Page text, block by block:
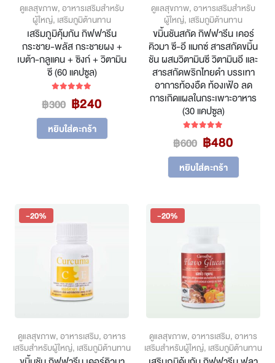
ดูแลสุขภาพ,อาหารเสริมสำหรับ
ผู้ใหญ่, เสริมภูมิต้านทาน
เสริมภูมิคุ้มกัน กิฟฟารีน
กระชาย-พลัส กระชายผง +
เบต้า-กลูแคน + ซิงก์ + วิตามิน
ซี (60 แคปซูล)
฿300 Original
price
was:
฿300.
฿240Current
price
฿240.
หยิบใส่ตะกร้า
ดูแลสุขภาพ,อาหารเสริมสำหรับ
ผู้ใหญ่, เสริมภูมิต้านทาน
ขมิ้นชันสกัด กิฟฟารีน เคอร์
คิวมา ซี-อี แมกซ์ สารสกัดขมิ้น
ชัน ผสมวิตามินซี วิตามินอี และ
สารสกัดพริกไทยดำ บรรเทา
อาการท้องอืด ท้องเฟ้อ ลด
การเกิดแผลในกระเพาะอาหาร
(30 แคปซูล)
฿600 Original
price
was:
฿600.
฿480
price
฿480.
หยิบใส่ตะกร้า
-20%
ดูแลสุขภาพ,อาหารเสริม,อาหาร
เสริมสำหรับผู้ใหญ่, เสริมภูมิต้านทาน
-20%
ดูแลสุขภาพ,อาหารเสริม,อาหาร
เสริมสำหรับผู้ใหญ่, เสริมภูมิต้านทาน